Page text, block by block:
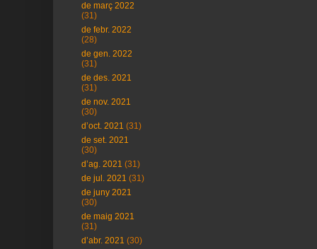
de març 2022
(31)
de febr. 2022
(28)
de gen. 2022
(31)
de des. 2021
(31)
de nov. 2021
(30)
d’oct. 2021 (31)
de set. 2021
(30)
d’ag. 2021 (31)
de jul. 2021 (31)
de juny 2021
(30)
de maig 2021
(31)
d’abr. 2021 (30)